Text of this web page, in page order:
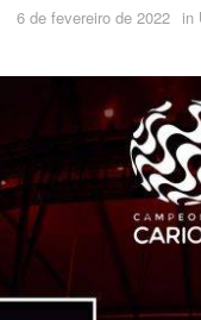
6 de fevereiro de 2022 in